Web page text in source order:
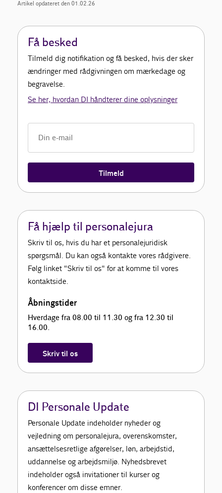
Artikel opdateret den 01.02.26
Få besked
Tilmeld dig notifikation og få besked, hvis der sker
ændringer med rådgivningen om mærkedage og
begravelse.
Se her, hvordan DI håndterer dine oplysninger
Tilmeld
Få hjælp til personalejura
Skriv til os, hvis du har et personalejuridisk
spørgsmål. Du kan også kontakte vores rådgivere.
Følg linket "Skriv til os" for at komme til vores
kontaktside.
Åbningstider
Hverdage fra 08.00 til 11.30 og fra 12.30 til
16.00.
Skriv til os
DI Personale Update
Personale Update indeholder nyheder og
vejledning om personalejura, overenskomster,
ansættelsesretlige afgørelser, løn, arbejdstid,
uddannelse og arbejdsmiljø. Nyhedsbrevet
indeholder også invitationer til kurser og
konferencer om disse emner.